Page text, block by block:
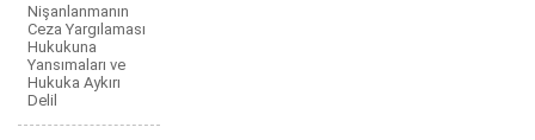
Nişanlanmanın
Ceza Yargılaması
Hukukuna
Yansımaları ve
Hukuka Aykırı
Delil